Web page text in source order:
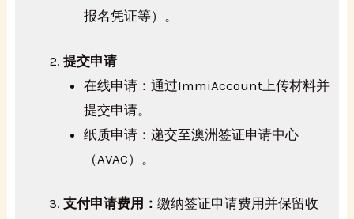
报名凭证等）。
提交申请
在线申请：通过ImmiAccount上传材料并
提交申请。
纸质申请：递交至澳洲签证申请中心
（AVAC）。
支付申请费用：缴纳签证申请费用并保留收